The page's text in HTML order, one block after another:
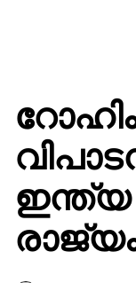
ഇന്ത്യ